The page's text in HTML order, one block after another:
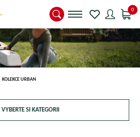
0
KOLEKCE URBAN
VYBERTE SI KATEGORII